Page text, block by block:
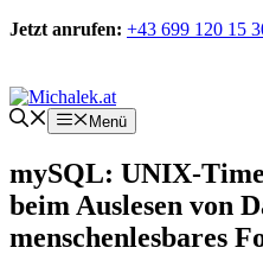
Zum
Jetzt anrufen: +43 699 120 15
Menü
mySQL: UNIX-
beim Auslesen von
menschenlesbares